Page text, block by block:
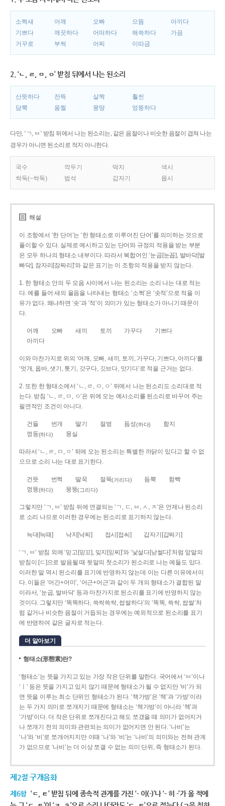
소쩍새 어깨 오빠 으뜸
아끼다
기쁘다
깨끗하다 어떠하다 해쓱하다
가끔
거꾸로
부썩 어찌 이따금
2. ‘ㄴ, ㄹ, ㅁ, ㅇ’ 받침 뒤에서 나는 된소리
산뜻하다 잔뜩 살짝
훨씬
담뿍
움찔 몽땅 엉뚱하다
다만, ‘ㄱ, ㅂ’ 받침 뒤에서 나는 된소리는, 같은 음절이나 비슷한 음절이 겹쳐 나는
경우가 아니면 된소리로 적지 아니한다.
국수 깍두기 딱지
색시
싹둑(~싹둑)
법석 갑자기 몹시
해설
이 조항에서 ‘한 단어’는 ‘한 형태소로 이루어진 단어’를 의미하는 것으로
풀이할 수 있다. 실제로 예시하고 있는 단어와 규정의 적용을 받는 부분
은 모두 하나의 형태소 내부이다. 따라서 복합어인 ‘눈곱[눈꼽], 발바닥[발
빠닥], 잠자리[잠짜리]’와 같은 표기는 이 조항의 적용을 받지 않는다.
1. 한 형태소 안의 두 모음 사이에서 나는 된소리는 소리 나는 대로 적는
다. 예를 들어 새의 울음을 나타내는 형태소 ‘소쩍’은 ‘솟적’으로 적을 이
유가 없다. 왜냐하면 ‘솟’과 ‘적’이 의미가 있는 형태소가 아니기 때문이
다.
어깨 오빠 새끼 토끼 가꾸다
기쁘다
아끼다
이와 마찬가지로 위의 ‘어깨, 오빠, 새끼, 토끼, 가꾸다, 기쁘다, 아끼다’를
‘엇개, 옵바, 샛기, 톳기, 갓구다, 깃브다, 앗기다’로 적을 근거는 없다.
2. 또한 한 형태소에서 ‘ㄴ, ㄹ, ㅁ, ㅇ’ 뒤에서 나는 된소리도 소리대로 적
는다. 받침 ‘ㄴ, ㄹ, ㅁ, ㅇ’은 뒤에 오는 예사소리를 된소리로 바꾸어 주는
필연적인 조건이 아니다.
건들 번개 딸기 절벙 듬성(하다)
함지
껑둥(하다) 뭉실
따라서 ‘ㄴ, ㄹ, ㅁ, ㅇ’ 뒤에 오는 된소리는 특별한 까닭이 있다고 할 수 없
으므로 소리 나는 대로 표기한다.
건뜻 번쩍 딸꾹 절뚝(거리다) 듬뿍
함빡
껑뚱(하다) 뭉뚱(그리다)
그렇지만 ‘ㄱ, ㅂ’ 받침 뒤에 연결되는 ‘ㄱ, ㄷ, ㅂ, ㅅ, ㅈ’은 언제나 된소리
로 소리 나므로 이러한 경우에는 된소리로 표기하지 않는다.
늑대[늑때] 낙지[낙찌] 접시[접씨] 갑자기[갑짜기]
‘ㄱ, ㅂ’ 받침 외에 ‘믿고[믿꼬], 잊지[읻찌]’와 ‘낯설다[낟썰다]’처럼 앞말의
받침이 [ㄷ]으로 발음될 때 뒷말의 첫소리가 된소리로 나는 예들도 있다.
이러한 말 역시 된소리를 표기에 반영하지 않는데 이는 다른 이유에서이
다. 이들은 ‘어간+어미’, ‘어근+어근’과 같이 두 개의 형태소가 결합된 말
이라서, ‘눈곱, 발바닥’ 등과 마찬가지로 된소리를 표기에 반영하지 않는
것이다. 그렇지만 ‘똑똑하다, 쓱싹쓱싹, 쌉쌀하다’의 ‘똑똑, 쓱싹, 쌉쌀’처
럼 같거나 비슷한 음절이 거듭되는 경우에는 예외적으로 된소리를 표기
에 반영하여 같은 글자로 적는다.
더 알아보기
형태소(形態素)란?
‘형태소’는 뜻을 가지고 있는 가장 작은 단위를 말한다. 국어에서 ‘ㅂ’이나
‘ㅣ’ 등은 뜻을 가지고 있지 않기 때문에 형태소가 될 수 없지만 ‘비’가 되
면 뜻을 이루는 최소 단위인 형태소가 된다. ‘책가방’은 ‘책’과 ‘가방’이라
는 두 가지 의미로 쪼개지기 때문에 형태소는 ‘책가방’이 아니라 ‘책’과
‘가방’이다. 더 작은 단위로 쪼개진다고 해도 쪼갰을 때 의미가 없어지거
나 쪼개기 전의 의미와 관련되는 의미가 없어지면 안 된다. ‘나비’는
‘나’와 ‘비’로 쪼개어지지만 이때 ‘나’와 ‘비’는 ‘나비’의 의미와는 전혀 관계
가 없으므로 ‘나비’는 더 이상 쪼갤 수 없는 의미 단위, 즉 형태소가 된다.
제2절 구개음화
제6항 ‘ㄷ, ㅌ’ 받침 뒤에 종속적 관계를 가진 ‘- 이(-)’나 ‘- 히 -’가 올 적에